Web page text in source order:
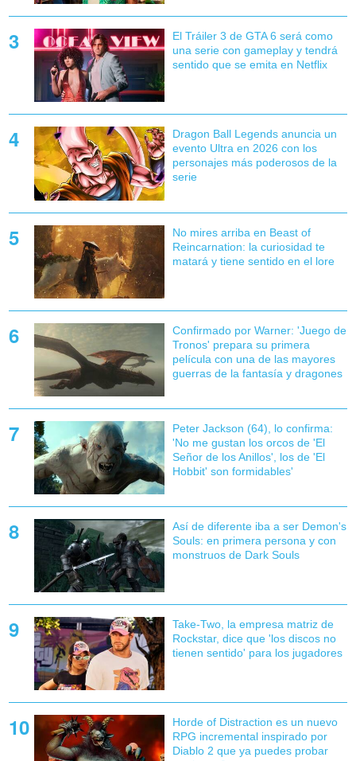
El Tráiler 3 de GTA 6 será como
una serie con gameplay y tendrá
sentido que se emita en Netflix
Dragon Ball Legends anuncia un
evento Ultra en 2026 con los
personajes más poderosos de la
serie
No mires arriba en Beast of
Reincarnation: la curiosidad te
matará y tiene sentido en el lore
Confirmado por Warner: 'Juego de
Tronos' prepara su primera
película con una de las mayores
guerras de la fantasía y dragones
Peter Jackson (64), lo confirma:
'No me gustan los orcos de 'El
Señor de los Anillos', los de 'El
Hobbit' son formidables'
Así de diferente iba a ser Demon's
Souls: en primera persona y con
monstruos de Dark Souls
Take-Two, la empresa matriz de
Rockstar, dice que 'los discos no
tienen sentido' para los jugadores
Horde of Distraction es un nuevo
RPG incremental inspirado por
Diablo 2 que ya puedes probar